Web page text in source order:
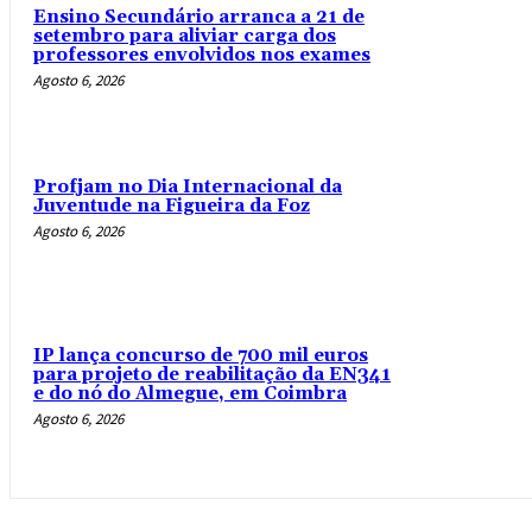
Ensino Secundário arranca a 21 de
setembro para aliviar carga dos
professores envolvidos nos exames
Agosto 6, 2026
Profjam no Dia Internacional da
Juventude na Figueira da Foz
Agosto 6, 2026
IP lança concurso de 700 mil euros
para projeto de reabilitação da EN341
e do nó do Almegue, em Coimbra
Agosto 6, 2026